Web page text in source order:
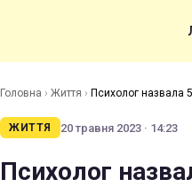
Головна › Життя › Психолог назвала
ЖИТТЯ 20 травня 2023 · 14:23
Психолог